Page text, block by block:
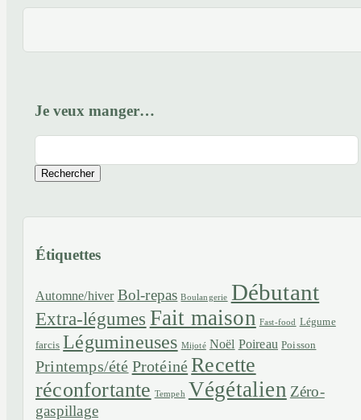
Je veux manger…
Rechercher
Étiquettes
Automne/hiver Bol-repas Boulangerie Débutant
Extra-légumes Fait maison Fast-food Légume
farcis Légumineuses Mijoté Noël Poireau Poisson
Printemps/été ProtéinéRecette
réconfortante Tempeh Végétalien Zéro-
gaspillage